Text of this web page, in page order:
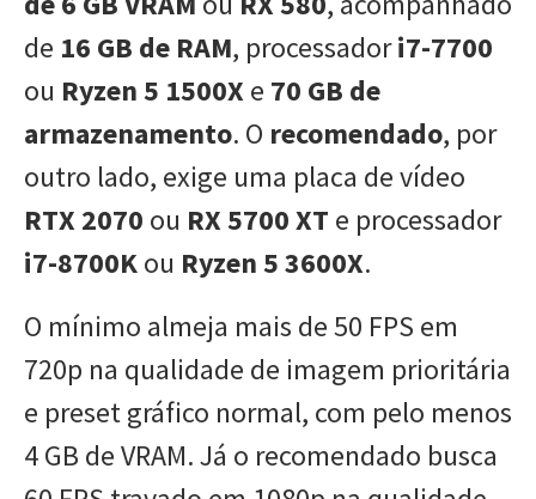
de 16 GB de RAM, processadori7-7700
ou Ryzen 5 1500X e 70 GB de
armazenamento. O recomendado, por
outro lado, exige uma placa de vídeo
RTX 2070 ou RX 5700 XT e processador
i7-8700Kou Ryzen 5 3600X.
O mínimo almeja mais de 50 FPS em
720p na qualidade de imagem prioritária
e preset gráfico normal, com pelo menos
4 GB de VRAM. Já o recomendado busca